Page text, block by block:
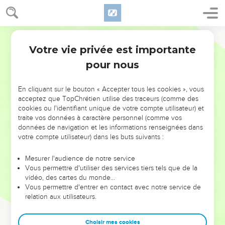
NE MANQUEZ PAS L’ÉVÉNEMENT
DE L’ANNÉE !
ET SI LEURS ERREURS POUVAIENT VOUS ÉVITER LES
VOTRES ?
leur foi ou leur vision. Mais on voit moins les doutes, les erreurs
et les saisons difficiles qu'ils ont traversés, alors même que ce
sont elles qui les ont façonnés.
Dans cette conférence, leaders, entrepreneurs, et responsables
clés pour avancer avec plus de sagesse afin que leurs erreurs
Votre vie privée est importante
pour nous
En cliquant sur le bouton « Accepter tous les cookies », vous
acceptez que TopChrétien utilise des traceurs (comme des
cookies ou l'identifiant unique de votre compte utilisateur) et
traite vos données à caractère personnel (comme vos
données de navigation et les informations renseignées dans
votre compte utilisateur) dans les buts suivants :
Mesurer l'audience de notre service
Vous permettre d'utiliser des services tiers tels que de la
vidéo, des cartes du monde…
Vous permettre d'entrer en contact avec notre service de
relation aux utilisateurs.
Choisir mes cookies